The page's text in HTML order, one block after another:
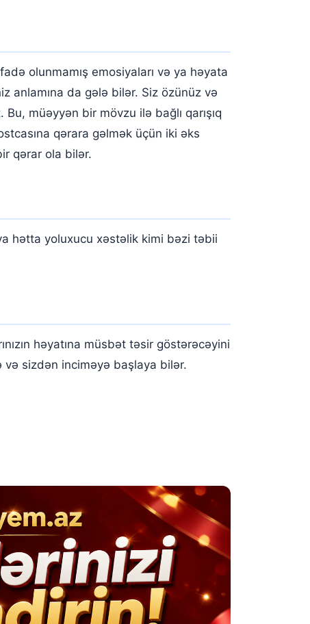
olunmamış emosiyaları və ya həyata
anlamına da gələ bilər. Siz özünüz və
müəyyən bir mövzu ilə bağlı qarışıq
qərara gəlmək üçün iki əks
qərar ola bilər.
hətta yoluxucu xəstəlik kimi bəzi təbii
həyatına müsbət təsir göstərəcəyini
və sizdən inciməyə başlaya bilər.